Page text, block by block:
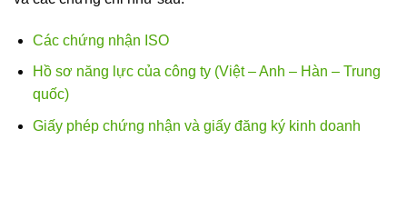
Các chứng nhận ISO
Hồ sơ năng lực của công ty (Việt – Anh – Hàn – Trung
quốc)
Giấy phép chứng nhận và giấy đăng ký kinh doanh